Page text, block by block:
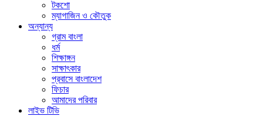
টকশো
ম্যাগাজিন ও কৌতুক
অন্যান্য
গ্রাম বাংলা
ধর্ম
শিক্ষাঙ্গন
সাক্ষাৎকার
প্রবাসে বাংলাদেশ
ফিচার
আমাদের পরিবার
লাইভ টিভি